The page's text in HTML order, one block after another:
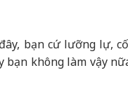
bạn cứ lưỡng lự,
bạn không làm vậy